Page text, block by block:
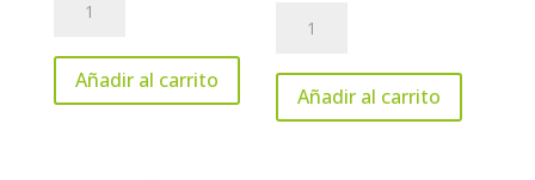
cantidad
Añadir al carrito
Horneada
cantidad
Añadir al carrito